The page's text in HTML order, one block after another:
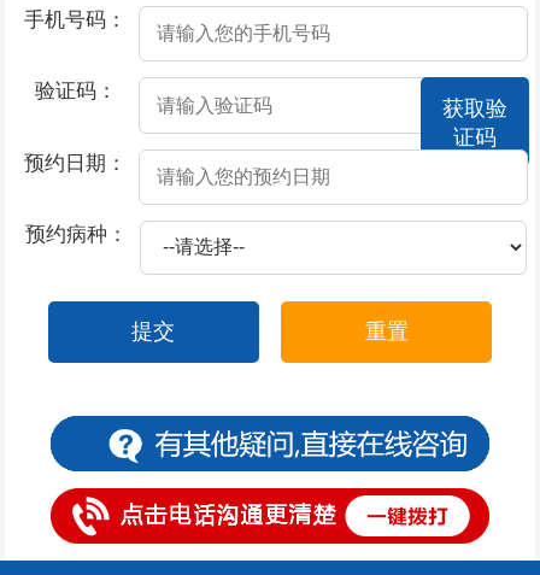
包皮上有一圈肉芽是怎么回事
撸管过度会不会导致男性阳痿 2026-07-17
酒精导致阳痿的原因？ 2026-07-17
莫让阳痿，给男性朋友“打击” 2026-07-17
撸管过度阳痿了怎么办 2026-07-17
患上了阳痿都有哪些症状表现 2026-07-17
包皮一边起疙瘩 2026-07-14
包皮一块红斑怎么办 2026-07-11
包皮过长有什么危害呢？ 2026-07-11
包皮不可以用力上翻的原因是什么 2026-07-11
手机号码：
验证码：
获取验
证码
预约日期：
预约病种：
提交 重置